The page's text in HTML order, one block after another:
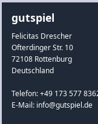
gutspiel
Felicitas Drescher
Ofterdinger Str. 10
72108 Rottenburg
Deutschland
Telefon: +49 173 577
E-Mail: info@gutspiel.de